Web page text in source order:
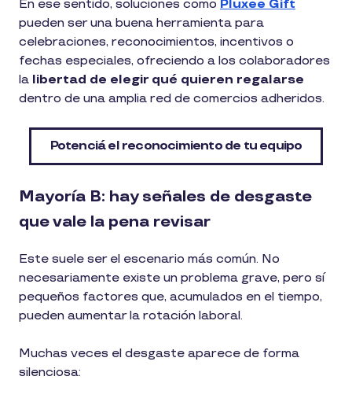
En ese sentido, soluciones como Pluxee Gift
pueden ser una buena herramienta para
celebraciones, reconocimientos, incentivos o
fechas especiales, ofreciendo a los colaboradores
la libertad de elegir qué quieren regalarse
dentro de una amplia red de comercios adheridos.
Potenciá el reconocimiento de tu equipo
Mayoría B: hay señales de desgaste
que vale la pena revisar
Este suele ser el escenario más común. No
necesariamente existe un problema grave, pero sí
pequeños factores que, acumulados en el tiempo,
pueden aumentar la rotación laboral.
Muchas veces el desgaste aparece de forma
silenciosa: